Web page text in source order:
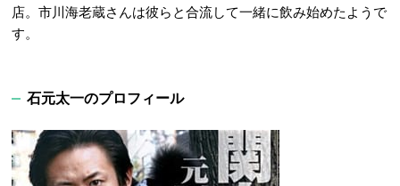
店。市川海老蔵さんは彼らと合流して一緒に飲み始めたようで
す。
石元太一のプロフィール